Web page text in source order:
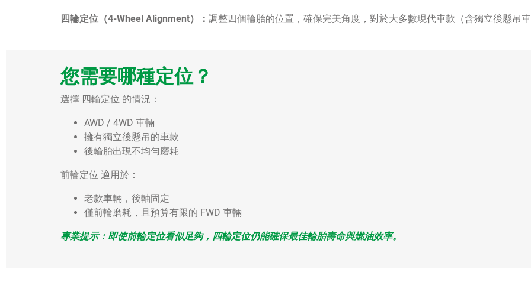
四輪定位（4-Wheel Alignment）： 調整四個輪胎的位置，確保完美角度，對於大多數現代車款（含獨立後懸吊車
您需要哪種定位？
選擇 四輪定位 的情況：
AWD / 4WD 車輛
擁有獨立後懸吊的車款
後輪胎出現不均勻磨耗
前輪定位 適用於：
老款車輛，後軸固定
僅前輪磨耗，且預算有限的 FWD 車輛
專業提示：即使前輪定位看似足夠，四輪定位仍能確保最佳輪胎壽命與燃油效率。